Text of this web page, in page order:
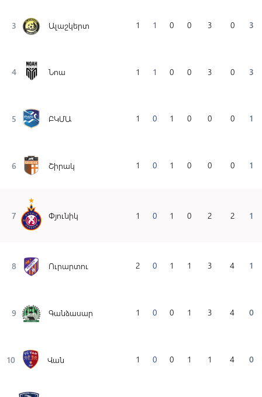
3 Ալաշկերտ 1 1 0 0 3 0 3
4 Նոա 1 1 0 0 3 0 3
5 ԲԿՄԱ 1 0 1 0 0 0 1
6 Շիրակ 1 0 1 0 0 0 1
7 Փյունիկ 1 0 1 0 2 2 1
8 Ուրարտու 2 0 1 1 3 4 1
9 Գանձասար 1 0 0 1 3 4 0
10 Վան 1 0 0 1 1 4 0